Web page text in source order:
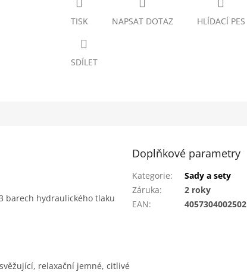
TISK NAPSAT DOTAZ HLÍDACÍ PES
SDÍLET
barech hydraulického tlaku
relaxační jemné, citlivé
Doplňkové parametry
Kategorie:
Sady a sety
Záruka:
2 roky
EAN: 4057304002502